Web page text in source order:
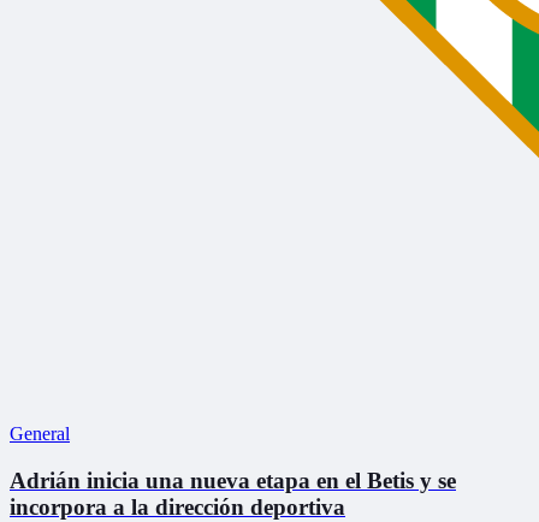
General
Adrián inicia una nueva etapa en el Betis y se
incorpora a la dirección deportiva